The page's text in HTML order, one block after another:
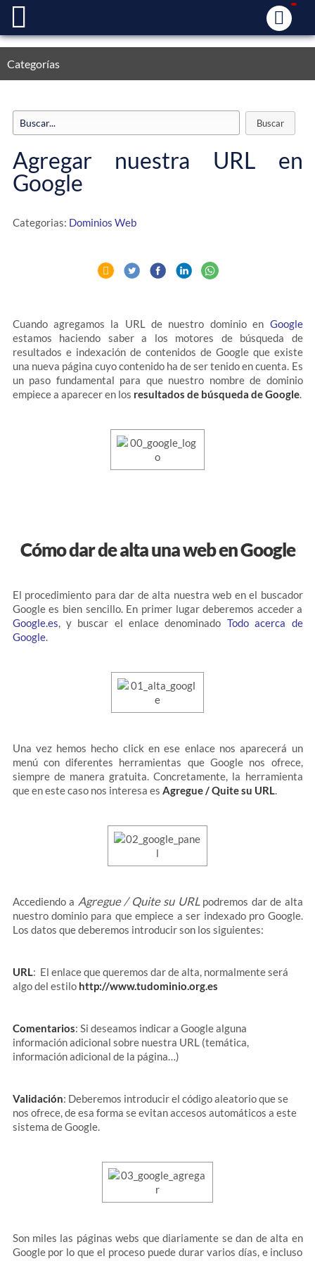
Categorías
Agregar nuestra URL en
Google
Categorias: Dominios Web
Cuando agregamos la URL de nuestro dominio en Google
estamos haciendo saber a los motores de búsqueda de
resultados e indexación de contenidos de Google que existe
una nueva página cuyo contenido ha de ser tenido en cuenta. Es
un paso fundamental para que nuestro nombre de dominio
empiece a aparecer en los resultados de búsqueda de Google.
Cómo dar de alta una web en Google
El procedimiento para dar de alta nuestra web en el buscador
Google es bien sencillo. En primer lugar deberemos acceder a
Google.es, y buscar el enlace denominado Todo acerca de
Google.
Una vez hemos hecho click en ese enlace nos aparecerá un
menú con diferentes herramientas que Google nos ofrece,
siempre de manera gratuita. Concretamente, la herramienta
que en este caso nos interesa es Agregue / Quite su URL.
Accediendo a Agregue / Quite su URLpodremos dar de alta
nuestro dominio para que empiece a ser indexado pro Google.
Los datos que deberemos introducir son los siguientes:
URL: El enlace que queremos dar de alta, normalmente será
algo del estilo http://www.tudominio.org.es
Comentarios: Si deseamos indicar a Google alguna
información adicional sobre nuestra URL (temática,
información adicional de la página…)
Validación: Deberemos introducir el código aleatorio que se
nos ofrece, de esa forma se evitan accesos automáticos a este
sistema de Google.
Son miles las páginas webs que diariamente se dan de alta en
Google por lo que el proceso puede durar varios días, e incluso